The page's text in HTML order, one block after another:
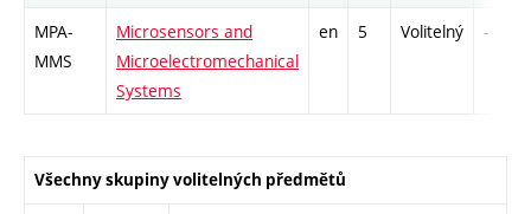
MPA-
MMS
Microsensors and
Microelectromechanical
Systems
en 5 Volitelný -
Všechny skupiny volitelných předmětů